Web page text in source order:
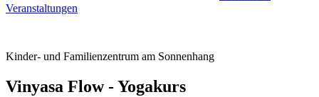
Veranstaltungen
Kinder- und Familienzentrum am Sonnenhang
Vinyasa Flow - Yogakurs